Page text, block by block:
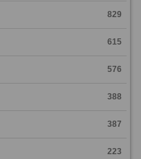
829
615
576
388
387
223